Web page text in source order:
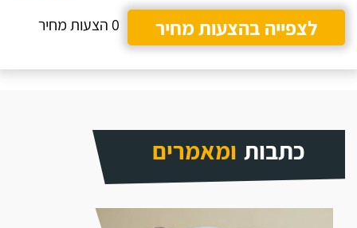
לצפייה בהצעות מחיר
0 הצעות מחיר
כתבות ומאמרים